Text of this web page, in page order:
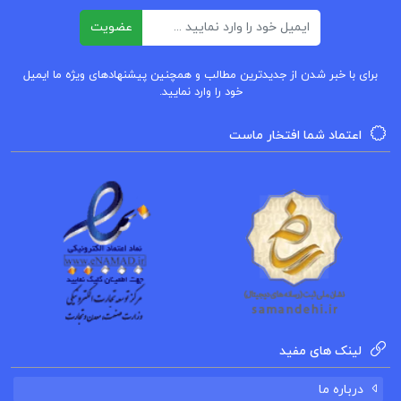
کتاب روش شناسی تحقیق پیشرفته در مدیریت
مدیریت با رویکرد کاربردی دکتر پرهیزگار
دانلود رایگان کتاب روش شناسی تحقیق پیشرفته در
مدیریت با رویکرد کاربردی دکتر محمد مهدی پرهیزگار
خرید کتاب روش شناسی تحقیق پیشرفته در مدیریت
با رویکرد کاربردی دکتر محمد مهدی پرهیزگار
روش شناسی تحقیق پیشرفته
عضویت
برای با خبر شدن از جدیدترین مطالب و همچنین پیشنهادهای ویژه ما ایمیل
خود را وارد نمایید.
اعتماد شما افتخار ماست
لینک های مفید
درباره ما